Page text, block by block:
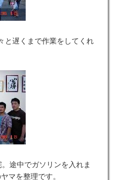
と遅くまで作業をしてくれ
途中でガソリンを入れま
マを整理です。